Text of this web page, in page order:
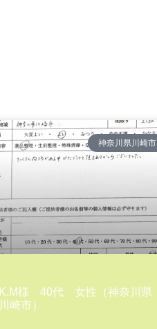
神奈川県川崎市
K.M様 40代 女性（神奈川県
川崎市）